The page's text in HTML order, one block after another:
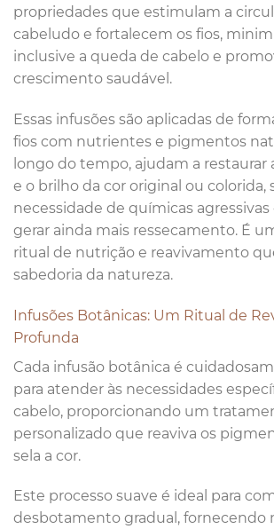
propriedades que estimulam a
cabeludo e fortalecem os fios,
inclusive a queda de cabelo e
crescimento saudável.
Essas infusões são aplicadas de
fios com nutrientes e pigmentos
longo do tempo, ajudam a restaurar
e o brilho da cor original ou colorida,
necessidade de químicas
gerar ainda mais ressecamento. É
ritual de nutrição e reavivamento
sabedoria da natureza.
Infusões Botânicas: Um Ritual de
Profunda
Cada infusão botânica é
para atender às necessidades
cabelo, proporcionando um
personalizado que reaviva os
sela a cor.
Este processo suave é ideal para
desbotamento gradual, fornecendo